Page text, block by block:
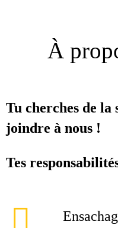
À
Tu cherches de la
joindre à nous !
Tes